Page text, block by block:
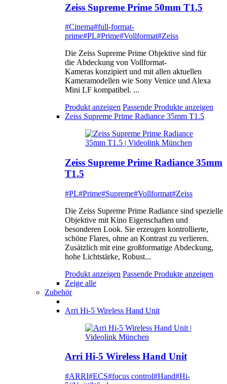
Zeiss Supreme Prime 50mm T1.5
#Cinema#full-format-
prime#PL#Prime#Vollformat#Zeiss
Die Zeiss Supreme Prime Objektive sind für
die Abdeckung von Vollformat-
Kameras konzipiert und mit allen aktuellen
Kameramodellen wie Sony Venice und Alexa
Mini LF kompatibel. ...
Produkt anzeigen Passende Produkte anzeigen
Zeiss Supreme Prime Radiance 35mm T1.5
Zeiss Supreme Prime Radiance 35mm
T1.5
#PL#Prime#Supreme#Vollformat#Zeiss
Die Zeiss Supreme Prime Radiance sind spezielle
Objektive mit Kino Eigenschaften und
besonderen Look. Sie erzeugen kontrollierte,
schöne Flares, ohne an Kontrast zu verlieren.
Zusätzlich mit eine großformatige Abdeckung,
hohe Lichtstärke, Robust...
Produkt anzeigen Passende Produkte anzeigen
Zeige alle
Zubehör
Arri Hi-5 Wireless Hand Unit
Arri Hi-5 Wireless Hand Unit
#ARRI#ECS#focus control#Hand#Hi-